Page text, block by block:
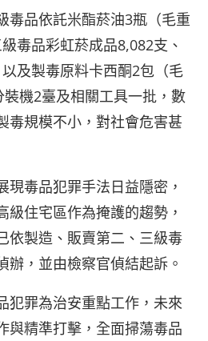
毒品依託米酯菸油3瓶（毛重
毒品彩虹菸成品8,082支、
及製毒原料卡西酮2包（毛
機2臺及相關工具一批，數
毒規模不小，對社會危害甚
現毒品犯罪手法日益隱密，
級住宅區作為掩護的趨勢，
依製造、販賣第二、三級毒
辦，並由檢察官偵結起訴。
犯罪為治安重點工作，未來
與精準打擊，全面掃蕩毒品